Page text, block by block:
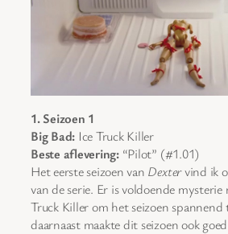
1. Seizoen 1
Big Bad: Ice Truck Killer
Beste aflevering:“Pilot” (#1.01)
Het eerste seizoen van Dextervind ik
van de serie. Er is voldoende
Truck Killer om het seizoen spannend
daarnaast maakte dit seizoen ook